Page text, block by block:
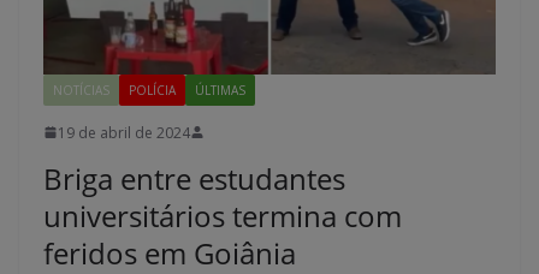
NOTÍCIAS POLÍCIA ÚLTIMAS
19 de abril de 2024
Briga entre estudantes
universitários termina com
feridos em Goiânia